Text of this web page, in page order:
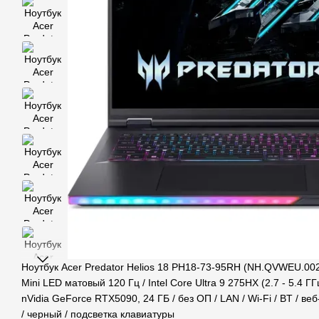
Ноутбук Acer Predator Helios 18 PH18-73-95RH
Mini LED матовый 120 Гц / Intel Core Ultra 9 275HX (2.7 - 5.4
nVidia GeForce RTX5090, 24 ГБ / без ОП / LAN / Wi-Fi / BT /
/ черный / подсветка клавиатуры